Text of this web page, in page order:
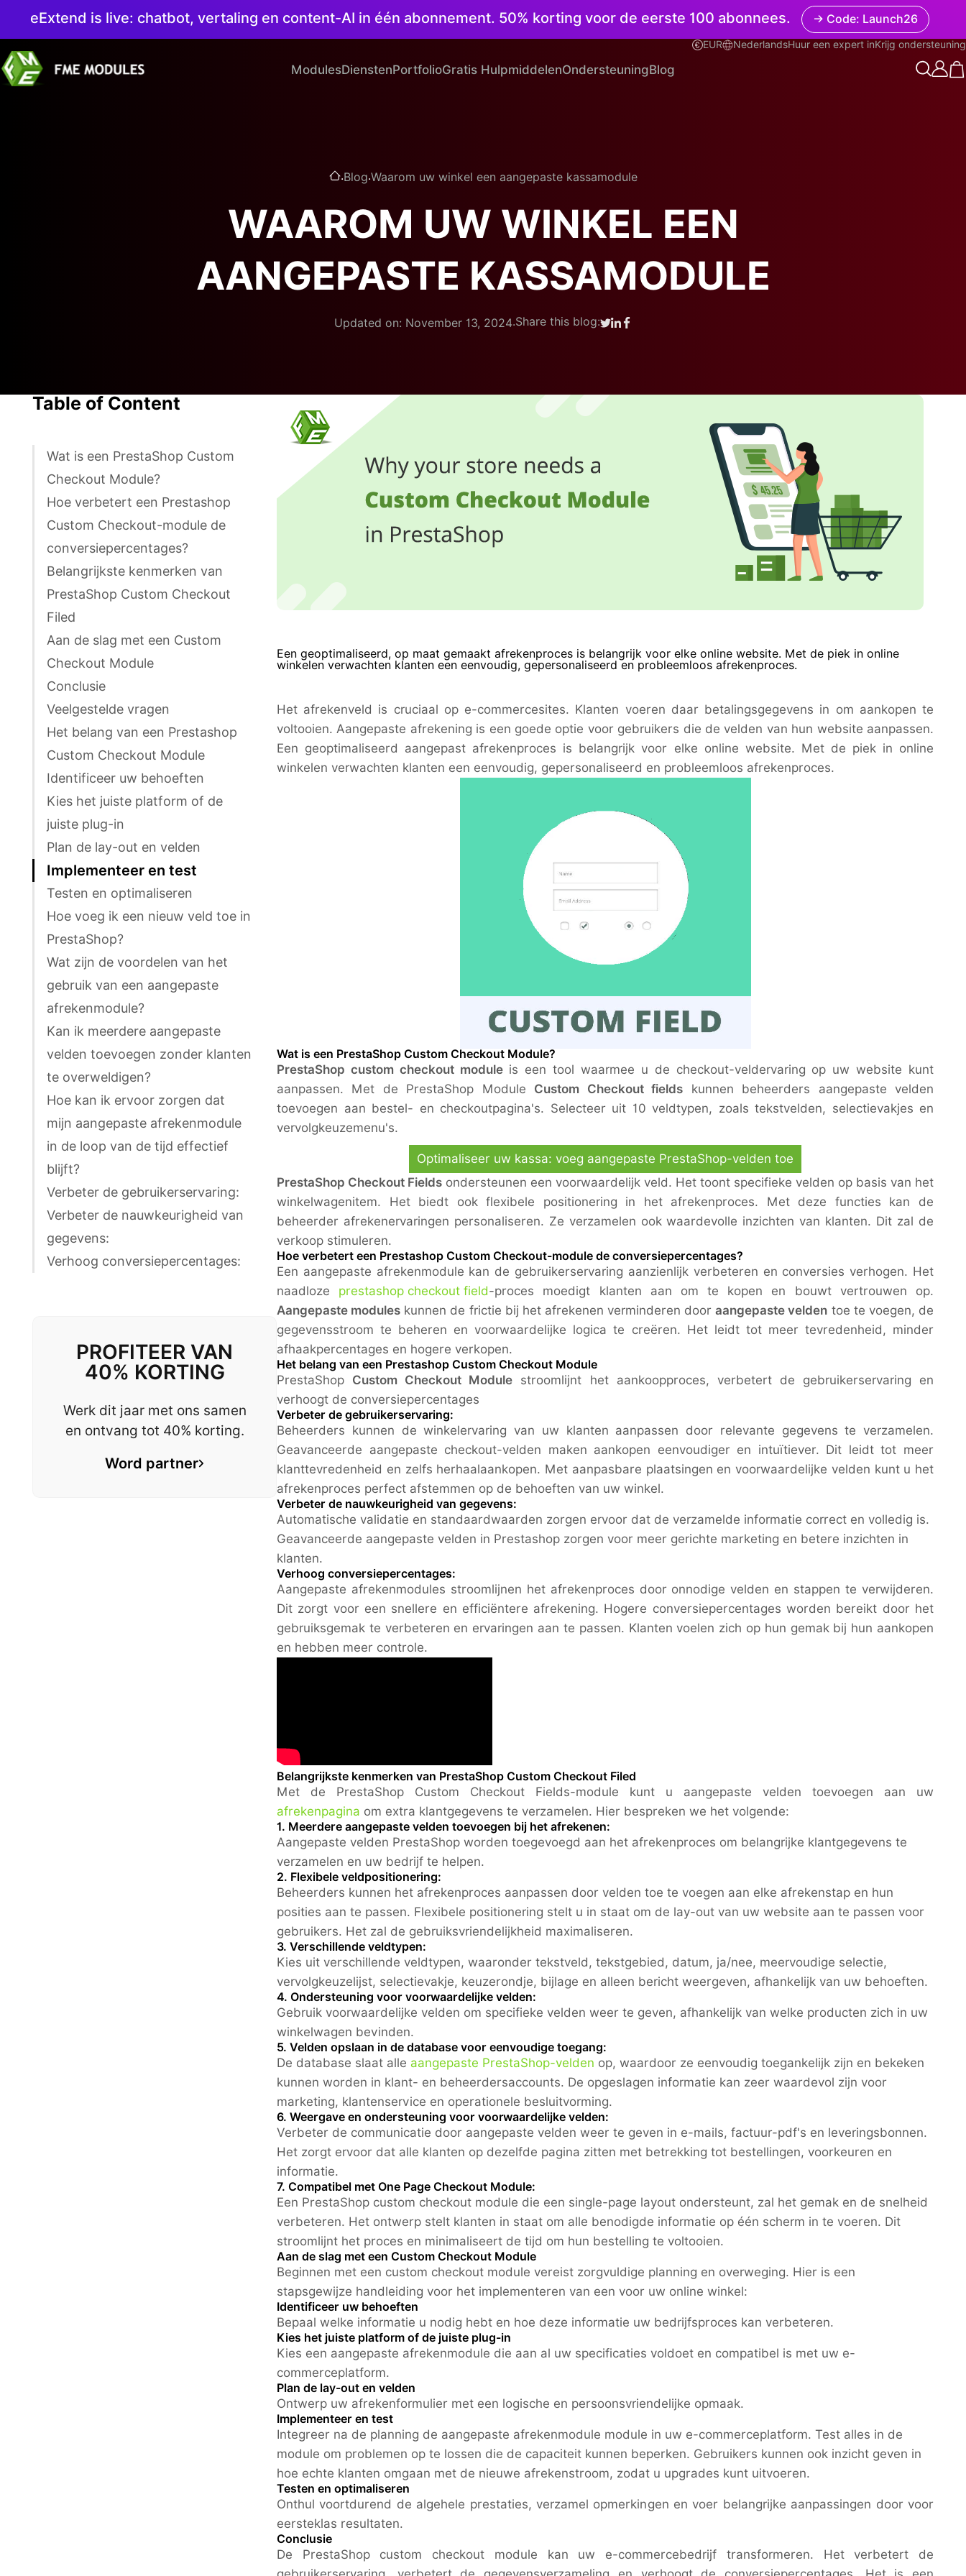
eExtend is live: chatbot, vertaling en content-AI in één abonnement. 50% korting voor de eerste 100 abonnees. → Code: Launch26
EUR Nederlands
Nederlands Huur een expert inKrijg ondersteuning
ModulesDienstenPortfolioGratis HulpmiddelenOndersteuningBlog
.Blog.Waarom uw winkel een aangepaste kassamodule
WAAROM UW WINKEL EEN
AANGEPASTE KASSAMODULE
Updated on: November 13, 2024.Share this blog:
Table of Content
Wat is een PrestaShop Custom
Checkout Module?
Hoe verbetert een Prestashop
Custom Checkout-module de
conversiepercentages?
Belangrijkste kenmerken van
PrestaShop Custom Checkout
Filed
Aan de slag met een Custom
Checkout Module
Conclusie
Veelgestelde vragen
Het belang van een Prestashop
Custom Checkout Module
Identificeer uw behoeften
Kies het juiste platform of de
juiste plug-in
Plan de lay-out en velden
Implementeer en test
Testen en optimaliseren
Hoe voeg ik een nieuw veld toe in
PrestaShop?
Wat zijn de voordelen van het
gebruik van een aangepaste
afrekenmodule?
Kan ik meerdere aangepaste
velden toevoegen zonder klanten
te overweldigen?
Hoe kan ik ervoor zorgen dat
mijn aangepaste afrekenmodule
in de loop van de tijd effectief
blijft?
Verbeter de gebruikerservaring:
Verbeter de nauwkeurigheid van
gegevens:
Verhoog conversiepercentages:
PROFITEER VAN
40% KORTING
Werk dit jaar met ons samen
en ontvang tot 40% korting.
Word partner
Een geoptimaliseerd, op maat gemaakt afrekenproces is belangrijk voor elke online website. Met de piek in online
winkelen verwachten klanten een eenvoudig, gepersonaliseerd en probleemloos afrekenproces.
Het afrekenveld is cruciaal op e-commercesites. Klanten voeren daar betalingsgegevens in om aankopen te
voltooien. Aangepaste afrekening is een goede optie voor gebruikers die de velden van hun website aanpassen.
Een geoptimaliseerd aangepast afrekenproces is belangrijk voor elke online website. Met de piek in online
winkelen verwachten klanten een eenvoudig, gepersonaliseerd en probleemloos afrekenproces.
Wat is een PrestaShop Custom Checkout Module?
PrestaShop custom checkout moduleis een tool waarmee u de checkout-veldervaring op uw website kunt
aanpassen. Met de PrestaShop Module Custom Checkout fields kunnen beheerders aangepaste velden
toevoegen aan bestel- en checkoutpagina's. Selecteer uit 10 veldtypen, zoals tekstvelden, selectievakjes en
vervolgkeuzemenu's.
Optimaliseer uw kassa: voeg aangepaste PrestaShop-velden toe
PrestaShop Checkout Fields ondersteunen een voorwaardelijk veld. Het toont specifieke velden op basis van het
winkelwagenitem. Het biedt ook flexibele positionering in het afrekenproces. Met deze functies kan de
beheerder afrekenervaringen personaliseren. Ze verzamelen ook waardevolle inzichten van klanten. Dit zal de
verkoop stimuleren.
Hoe verbetert een Prestashop Custom Checkout-module de conversiepercentages?
Een aangepaste afrekenmodule kan de gebruikerservaring aanzienlijk verbeteren en conversies verhogen. Het
naadloze prestashop checkout field-proces moedigt klanten aan om te kopen en bouwt vertrouwen op.
Aangepaste modules kunnen de frictie bij het afrekenen verminderen dooraangepaste velden toe te voegen, de
gegevensstroom te beheren en voorwaardelijke logica te creëren. Het leidt tot meer tevredenheid, minder
afhaakpercentages en hogere verkopen.
Het belang van een Prestashop Custom Checkout Module
PrestaShop Custom Checkout Module stroomlijnt het aankoopproces, verbetert de gebruikerservaring en
verhoogt de conversiepercentages
Verbeter de gebruikerservaring:
Beheerders kunnen de winkelervaring van uw klanten aanpassen door relevante gegevens te verzamelen.
Geavanceerde aangepaste checkout-velden maken aankopen eenvoudiger en intuïtiever. Dit leidt tot meer
klanttevredenheid en zelfs herhaalaankopen. Met aanpasbare plaatsingen en voorwaardelijke velden kunt u het
afrekenproces perfect afstemmen op de behoeften van uw winkel.
Verbeter de nauwkeurigheid van gegevens:
Automatische validatie en standaardwaarden zorgen ervoor dat de verzamelde informatie correct en volledig is.
Geavanceerde aangepaste velden in Prestashop zorgen voor meer gerichte marketing en betere inzichten in
klanten.
Verhoog conversiepercentages:
Aangepaste afrekenmodules stroomlijnen het afrekenproces door onnodige velden en stappen te verwijderen.
Dit zorgt voor een snellere en efficiëntere afrekening. Hogere conversiepercentages worden bereikt door het
gebruiksgemak te verbeteren en ervaringen aan te passen. Klanten voelen zich op hun gemak bij hun aankopen
en hebben meer controle.
Belangrijkste kenmerken van PrestaShop Custom Checkout Filed
Met de PrestaShop Custom Checkout Fields-module kunt u aangepaste velden toevoegen aan uw
afrekenpagina om extra klantgegevens te verzamelen. Hier bespreken we het volgende:
1. Meerdere aangepaste velden toevoegen bij het afrekenen:
Aangepaste velden PrestaShop worden toegevoegd aan het afrekenproces om belangrijke klantgegevens te
verzamelen en uw bedrijf te helpen.
2. Flexibele veldpositionering:
Beheerders kunnen het afrekenproces aanpassen door velden toe te voegen aan elke afrekenstap en hun
posities aan te passen. Flexibele positionering stelt u in staat om de lay-out van uw website aan te passen voor
gebruikers. Het zal de gebruiksvriendelijkheid maximaliseren.
3. Verschillende veldtypen:
Kies uit verschillende veldtypen, waaronder tekstveld, tekstgebied, datum, ja/nee, meervoudige selectie,
vervolgkeuzelijst, selectievakje, keuzerondje, bijlage en alleen bericht weergeven, afhankelijk van uw behoeften.
4. Ondersteuning voor voorwaardelijke velden:
Gebruik voorwaardelijke velden om specifieke velden weer te geven, afhankelijk van welke producten zich in uw
winkelwagen bevinden.
5. Velden opslaan in de database voor eenvoudige toegang:
De database slaat alle aangepaste PrestaShop-velden op, waardoor ze eenvoudig toegankelijk zijn en bekeken
kunnen worden in klant- en beheerdersaccounts. De opgeslagen informatie kan zeer waardevol zijn voor
marketing, klantenservice en operationele besluitvorming.
6. Weergave en ondersteuning voor voorwaardelijke velden:
Verbeter de communicatie door aangepaste velden weer te geven in e-mails, factuur-pdf's en leveringsbonnen.
Het zorgt ervoor dat alle klanten op dezelfde pagina zitten met betrekking tot bestellingen, voorkeuren en
informatie.
7. Compatibel met One Page Checkout Module:
Een PrestaShop custom checkout module die een single-page layout ondersteunt, zal het gemak en de snelheid
verbeteren. Het ontwerp stelt klanten in staat om alle benodigde informatie op één scherm in te voeren. Dit
stroomlijnt het proces en minimaliseert de tijd om hun bestelling te voltooien.
Aan de slag met een Custom Checkout Module
Beginnen met een custom checkout module vereist zorgvuldige planning en overweging. Hier is een
stapsgewijze handleiding voor het implementeren van een voor uw online winkel:
Identificeer uw behoeften
Bepaal welke informatie u nodig hebt en hoe deze informatie uw bedrijfsproces kan verbeteren.
Kies het juiste platform of de juiste plug-in
Kies een aangepaste afrekenmodule die aan al uw specificaties voldoet en compatibel is met uw e-
commerceplatform.
Plan de lay-out en velden
Ontwerp uw afrekenformulier met een logische en persoonsvriendelijke opmaak.
Implementeer en test
Integreer na de planning de aangepaste afrekenmodule module in uw e-commerceplatform. Test alles in de
module om problemen op te lossen die de capaciteit kunnen beperken. Gebruikers kunnen ook inzicht geven in
hoe echte klanten omgaan met de nieuwe afrekenstroom, zodat u upgrades kunt uitvoeren.
Testen en optimaliseren
Onthul voortdurend de algehele prestaties, verzamel opmerkingen en voer belangrijke aanpassingen door voor
eersteklas resultaten.
Conclusie
De PrestaShop custom checkout module kan uw e-commercebedrijf transformeren. Het verbetert de